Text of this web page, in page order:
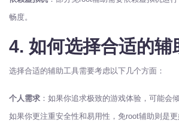
畅度。
4. 如何选择合适的辅
选择合适的辅助工具需要考虑以下几个方面：
个人需求 ：如果你追求极致的游戏体验，可能会
如果你更注重安全性和易用性，免root辅助则是更